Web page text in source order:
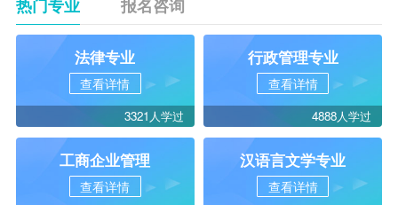
热门专业 报名咨询
法律专业
查看详情
3321人学过
行政管理专业
查看详情
4888人学过
工商企业管理
查看详情
汉语言文学专业
查看详情